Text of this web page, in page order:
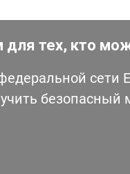
тех, кто
сети